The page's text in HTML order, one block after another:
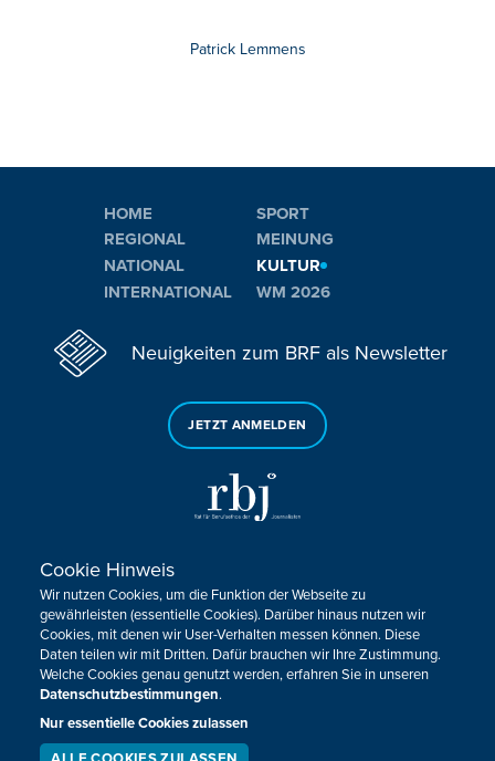
Patrick Lemmens
HOME
REGIONAL
NATIONAL
INTERNATIONAL
SPORT
MEINUNG
KULTUR
WM 2026
Neuigkeiten zum BRF als Newsletter
JETZT ANMELDEN
Sie haben noch Fragen oder Anmerkungen?
KONTAKTIEREN SIE UNS!
Impressum Datenschutz Kontakt
Barrierefreiheit
Cookie-Zustimmung anpassen
Design, Konzept & Programmierung:
Cookie Hinweis
Wir nutzen Cookies, um die Funktion der Webseite zu
gewährleisten (essentielle Cookies). Darüber hinaus nutzen wir
Cookies, mit denen wir User-Verhalten messen können. Diese
Daten teilen wir mit Dritten. Dafür brauchen wir Ihre Zustimmung.
Welche Cookies genau genutzt werden, erfahren Sie in unseren
Datenschutzbestimmungen.
Nur essentielle Cookies zulassen